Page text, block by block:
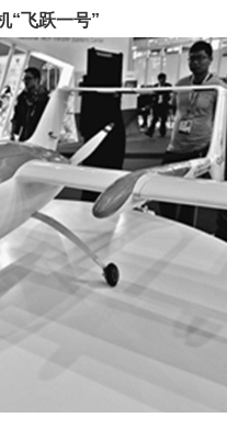
地在新疆巴音郭楞蒙古自
改委、经信委、招商局、
飞在尉犁工业园区举办的
占地两万多平米，投资1.5
入使用，计划明年7月全部
机生产组装、农业航空技
提供经济、高效、安全的
飞跃一号”